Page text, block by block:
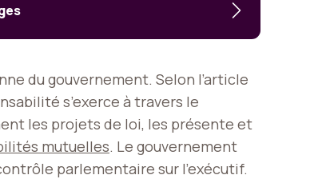
du gouvernement. Selon l’article
s’exerce à travers le
les projets de loi, les présente et
mutuelles. Le gouvernement
parlementaire sur l’exécutif.